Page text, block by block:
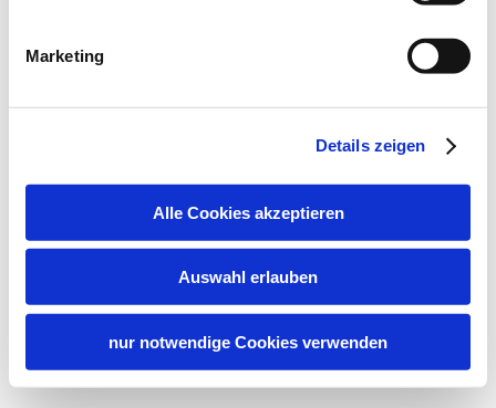
Marketing
Details zeigen
Alle Cookies akzeptieren
Auswahl erlauben
nur notwendige Cookies verwenden